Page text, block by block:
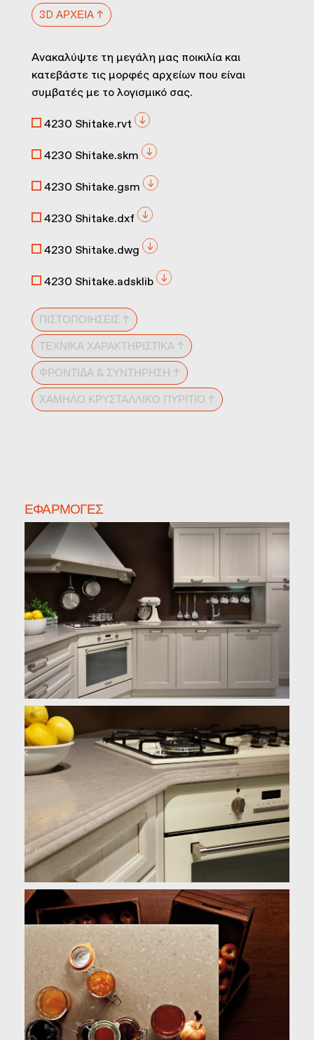
3D ΑΡΧΕΊΑ ↑
Ανακαλύψτε τη μεγάλη μας ποικιλία και
κατεβάστε τις μορφές αρχείων που είναι
συμβατές με το λογισμικό σας.
4230 Shitake.rvt
4230 Shitake.skm
4230 Shitake.gsm
4230 Shitake.dxf
4230 Shitake.dwg
4230 Shitake.adsklib
ΠΙΣΤΟΠΟΙΉΣΕΙΣ ↑
ΤΕΧΝΙΚΆ ΧΑΡΑΚΤΗΡΙΣΤΙΚΆ ↑
ΦΡΟΝΤΊΔΑ & ΣΥΝΤΉΡΗΣΗ ↑
ΧΑΜΗΛΌ ΚΡΥΣΤΑΛΛΙΚΌ ΠΥΡΊΤΙΟ ↑
ΕΦΑΡΜΟΓΈΣ